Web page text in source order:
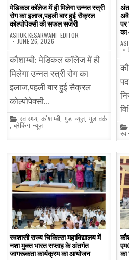
मेडिकल कॉलेज में ही मिलेगा उन्नत स्त्री
रोग का इलाज,पहली बार हुई सैक्रल
कोल्पोपेक्सी की सफल सर्जरी
ASHOK KESARWANI- EDITOR
JUNE 26, 2026
कौशाम्बी: मेडिकल कॉलेज में ही
मिलेगा उन्नत स्त्री रोग का
इलाज,पहली बार हुई सैक्रल
कोल्पोपेक्सी…
Posted
in
स्वास्थ्य,कौशाम्बी,गुड न्यूज़,गुड वर्क
,ब्रेकिंग न्यूज़
पर
स्वशासी राज्य चिकित्सा महाविद्यालय में
नशा मुक्त भारत सप्ताह के अंतर्गत
जागरूकता कार्यक्रम का आयोजन
का